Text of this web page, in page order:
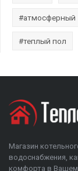
#атмосферный
#теплый пол
Магазин
водоснабжения,
комфорта в